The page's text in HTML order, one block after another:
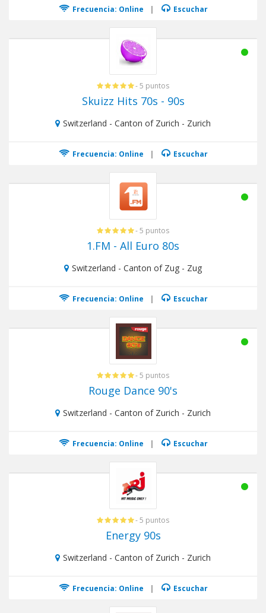
Frecuencia: Online | Escuchar
- 5 puntos
Skuizz Hits 70s - 90s
Switzerland - Canton of Zurich - Zurich
Frecuencia: Online | Escuchar
- 5 puntos
1.FM - All Euro 80s
Switzerland - Canton of Zug - Zug
Frecuencia: Online | Escuchar
- 5 puntos
Rouge Dance 90's
Switzerland - Canton of Zurich - Zurich
Frecuencia: Online | Escuchar
- 5 puntos
Energy 90s
Switzerland - Canton of Zurich - Zurich
Frecuencia: Online | Escuchar